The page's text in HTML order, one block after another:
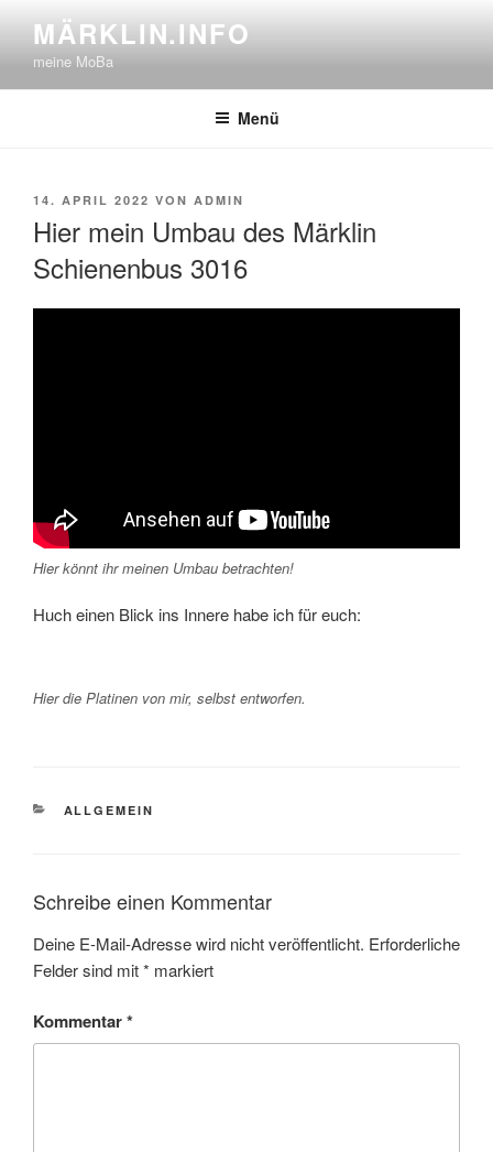
springen
MÄRKLIN.INFO
meine MoBa
Menü
VERÖFFENTLICHT
14. APRIL 2022 VON ADMIN
Hier mein Umbau des Märklin
Schienenbus 3016
Hier könnt ihr meinen Umbau betrachten!
Huch einen Blick ins Innere habe ich für euch:
Hier die Platinen von mir, selbst entworfen.
KATEGORIEN
ALLGEMEIN
Schreibe einen Kommentar
Deine E-Mail-Adresse wird nicht veröffentlicht. Erforderliche
Felder sind mit* markiert
Kommentar*